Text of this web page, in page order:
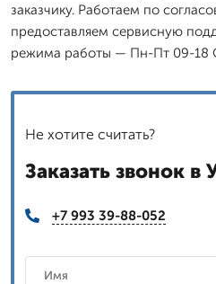
заказчику. Работаем по
предоставляем сервисную
режима работы — Пн-Пт 09-18
Не хотите считать?
Заказать звонок в
+7 993 39-88-052